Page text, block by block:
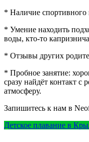
* Наличие спортивного
* Умение находить
воды, кто-то
* Отзывы других
* Пробное занятие:
сразу найдёт контакт с
атмосферу.
Запишитесь к нам в
Детское плавание в